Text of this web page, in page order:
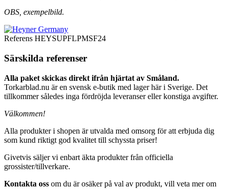
OBS, exempelbild.
Referens HEYSUPFLPMSF24
Särskilda referenser
Alla paket skickas direkt ifrån hjärtat av Småland.
Torkarblad.nu är en svensk e-butik med lager här i Sverige. Det
tillkommer således inga fördröjda leveranser eller konstiga avgifter.
Välkommen!
Alla produkter i shopen är utvalda med omsorg för att erbjuda dig
som kund riktigt god kvalitet till schyssta priser!
Givetvis säljer vi enbart äkta produkter från officiella
grossister/tillverkare.
Kontakta oss om du är osäker på val av produkt, vill veta mer om